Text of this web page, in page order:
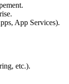
App Services).
etc.).